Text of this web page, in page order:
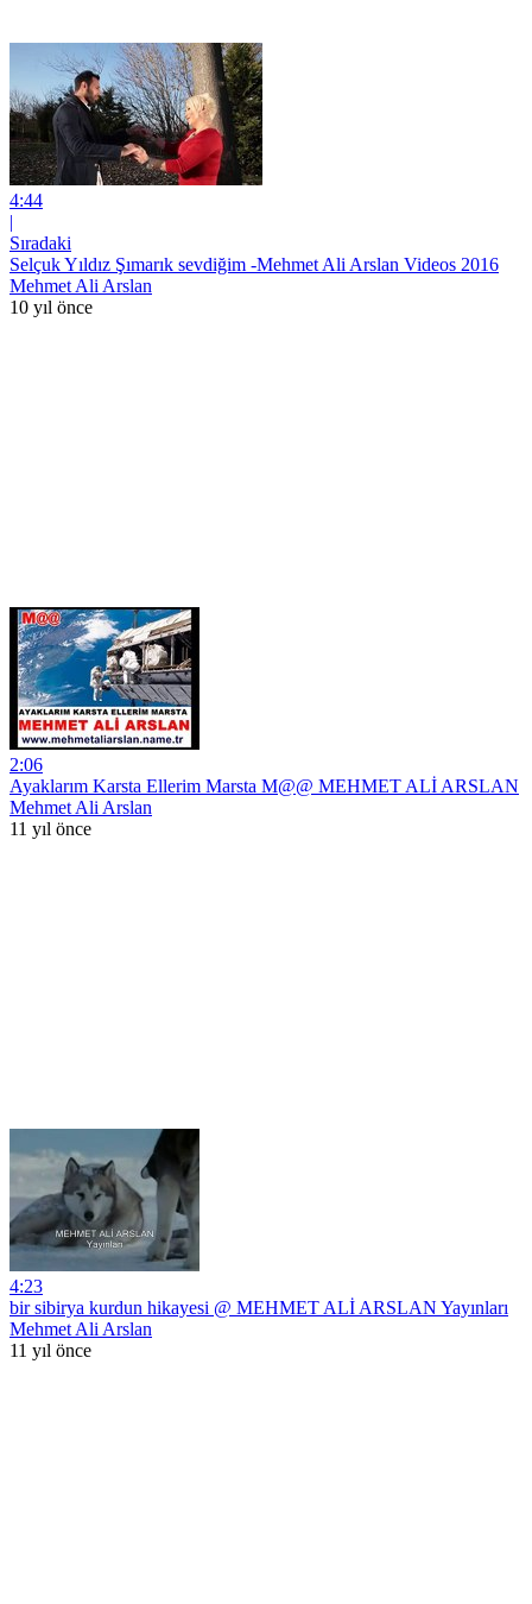
4:44
|
Sıradaki
Selçuk Yıldız Şımarık sevdiğim -Mehmet Ali Arslan Videos 2016
Mehmet Ali Arslan
10 yıl önce
2:06
Ayaklarım Karsta Ellerim Marsta M@@ MEHMET ALİ ARSLAN
Mehmet Ali Arslan
11 yıl önce
4:23
bir sibirya kurdun hikayesi @ MEHMET ALİ ARSLAN Yayınları
Mehmet Ali Arslan
11 yıl önce